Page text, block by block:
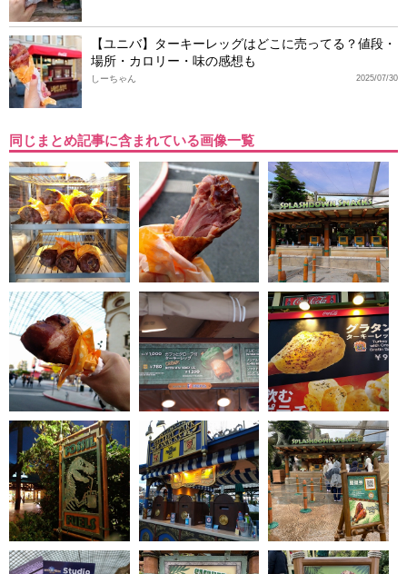
【ユニバ】ターキーレッグはどこに売ってる？値段・
場所・カロリー・味の感想も
2025/07/30
しーちゃん
同じまとめ記事に含まれている画像一覧